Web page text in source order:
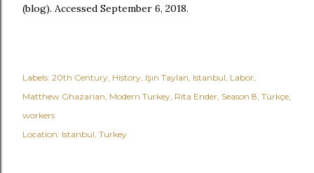
(blog). Accessed September 6, 2018.
Labels: 20th Century History Işın Taylan Istanbul Labor
Matthew Ghazarian Modern Turkey Rita Ender Season 8 Türkçe
workers
Location: Istanbul, Turkey